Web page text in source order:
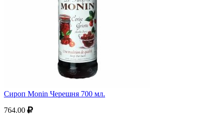
Сироп Monin Черешня 700 мл.
764.00